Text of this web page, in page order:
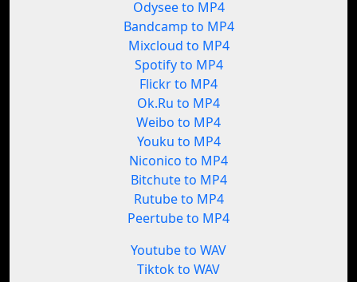
Odysee to MP4
Bandcamp to MP4
Mixcloud to MP4
Spotify to MP4
Flickr to MP4
Ok.Ru to MP4
Weibo to MP4
Youku to MP4
Niconico to MP4
Bitchute to MP4
Rutube to MP4
Peertube to MP4
Youtube to WAV
Tiktok to WAV